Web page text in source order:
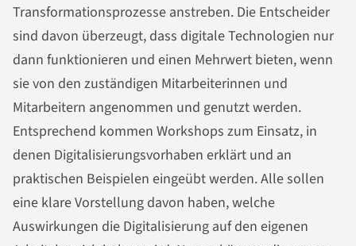
Transformationsprozesse anstreben. Die Entscheider
sind davon überzeugt, dass digitale Technologien nur
dann funktionieren und einen Mehrwert bieten, wenn
sie von den zuständigen Mitarbeiterinnen und
Mitarbeitern angenommen und genutzt werden.
Entsprechend kommen Workshops zum Einsatz, in
denen Digitalisierungsvorhaben erklärt und an
praktischen Beispielen eingeübt werden. Alle sollen
eine klare Vorstellung davon haben, welche
Auswirkungen die Digitalisierung auf den eigenen